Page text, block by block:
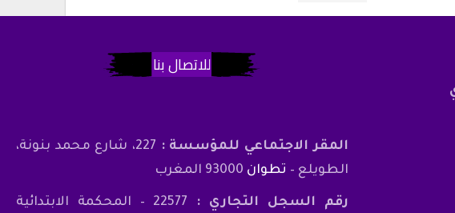
للاتصال بنا
المقر الاجتماعي للمؤسسة :
227، شارع محمد بنونة،
الطويلع – تطوان
رقم السجل التجاري :
22577 – المحكمة الابتدائية